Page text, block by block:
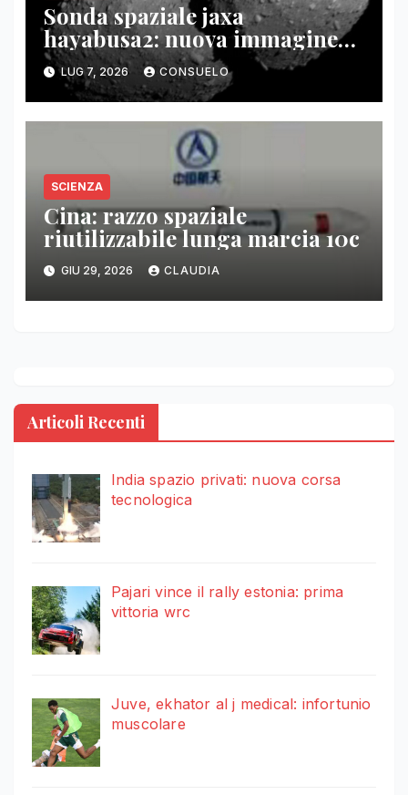
Sonda spaziale jaxa
hayabusa2: nuova immagine
asteroide torifune
LUG 7, 2026 CONSUELO
SCIENZA
Cina: razzo spaziale
riutilizzabile lunga marcia 10c
GIU 29, 2026 CLAUDIA
Articoli Recenti
India spazio privati: nuova corsa
tecnologica
Pajari vince il rally estonia: prima
vittoria wrc
Juve, ekhator al j medical: infortunio
muscolare